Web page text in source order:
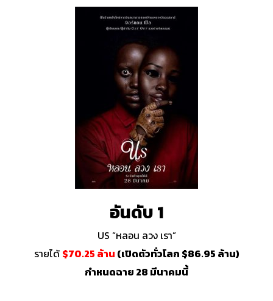
อันดับ 1
US “หลอน ลวง เรา”
รายได้ $70.25 ล้าน (เปิดตัวทั่วโลก $86.95 ล้าน)
กำหนดฉาย 28 มีนาคมนี้